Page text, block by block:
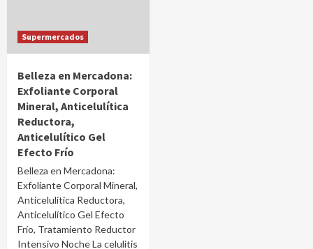
Supermercados
Belleza en Mercadona:
Exfoliante Corporal
Mineral, Anticelulítica
Reductora,
Anticelulítico Gel
Efecto Frío
Belleza en Mercadona:
Exfoliante Corporal Mineral,
Anticelulítica Reductora,
Anticelulítico Gel Efecto
Frío, Tratamiento Reductor
Intensivo Noche La celulitis